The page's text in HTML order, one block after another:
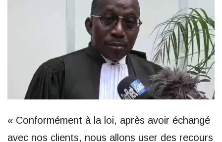
« Conformément à la loi, après avoir échangé
avec nos clients, nous allons user des recours